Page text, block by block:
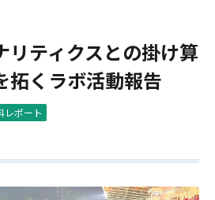
リティクスとの掛け算
拓くラボ活動報告
レポート